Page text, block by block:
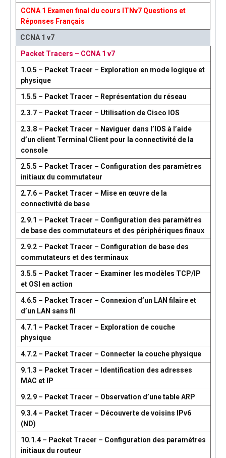
CCNA 1 Examen final du cours ITNv7 Questions et
Réponses Français
CCNA 1 v7
Packet Tracers – CCNA 1 v7
1.0.5 – Packet Tracer – Exploration en mode logique et
physique
1.5.5 – Packet Tracer – Représentation du réseau
2.3.7 – Packet Tracer – Utilisation de Cisco IOS
2.3.8 – Packet Tracer – Naviguer dans l’IOS à l’aide
d’un client Terminal Client pour la connectivité de la
console
2.5.5 – Packet Tracer – Configuration des paramètres
initiaux du commutateur
2.7.6 – Packet Tracer – Mise en œuvre de la
connectivité de base
2.9.1 – Packet Tracer – Configuration des paramètres
de base des commutateurs et des périphériques finaux
2.9.2 – Packet Tracer – Configuration de base des
commutateurs et des terminaux
3.5.5 – Packet Tracer – Examiner les modèles TCP/IP
et OSI en action
4.6.5 – Packet Tracer – Connexion d’un LAN filaire et
d’un LAN sans fil
4.7.1 – Packet Tracer – Exploration de couche
physique
4.7.2 – Packet Tracer – Connecter la couche physique
9.1.3 – Packet Tracer – Identification des adresses
MAC et IP
9.2.9 – Packet Tracer – Observation d’une table ARP
9.3.4 – Packet Tracer – Découverte de voisins IPv6
(ND)
10.1.4 – Packet Tracer – Configuration des paramètres
initiaux du routeur